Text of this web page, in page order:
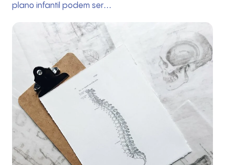
plano infantil podem ser…